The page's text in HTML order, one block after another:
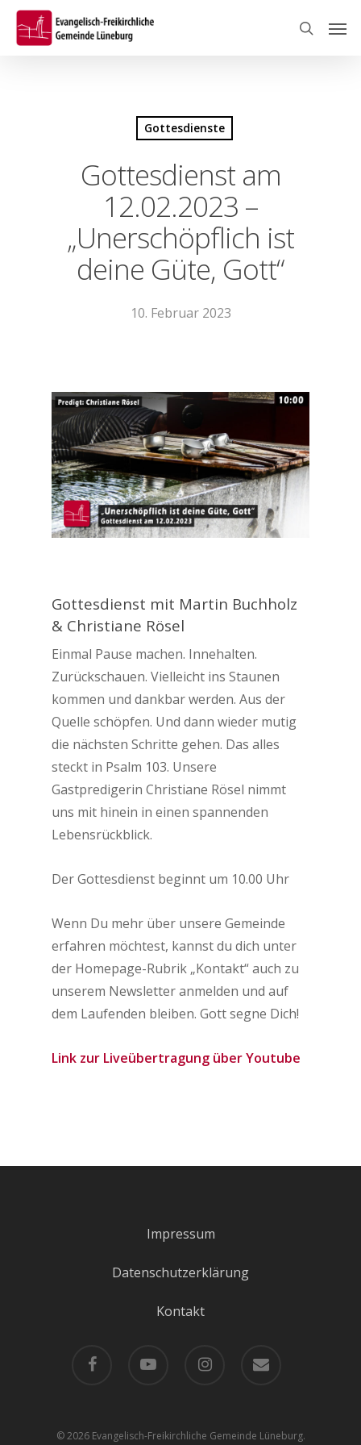
Skip
search
Gottesdienste
Gottesdienst am
12.02.2023 –
„Unerschöpflich ist
deine Güte, Gott“
10. Februar 2023
Gottesdienst mit Martin Buchholz
& Christiane Rösel
Einmal Pause machen. Innehalten.
Zurückschauen. Vielleicht ins Staunen
kommen und dankbar werden. Aus der
Quelle schöpfen. Und dann wieder mutig
die nächsten Schritte gehen. Das alles
steckt in Psalm 103. Unsere
Gastpredigerin Christiane Rösel nimmt
uns mit hinein in einen spannenden
Lebensrückblick.
Der Gottesdienst beginnt um 10.00 Uhr
Wenn Du mehr über unsere Gemeinde
erfahren möchtest, kannst du dich unter
der Homepage-Rubrik „Kontakt“ auch zu
unserem Newsletter anmelden und auf
dem Laufenden bleiben. Gott segne Dich!
Link zur Liveübertragung über Youtube
Impressum
Datenschutzerklärung
Kontakt
facebook instagram
© 2026 Evangelisch-Freikirchliche Gemeinde Lüneburg.